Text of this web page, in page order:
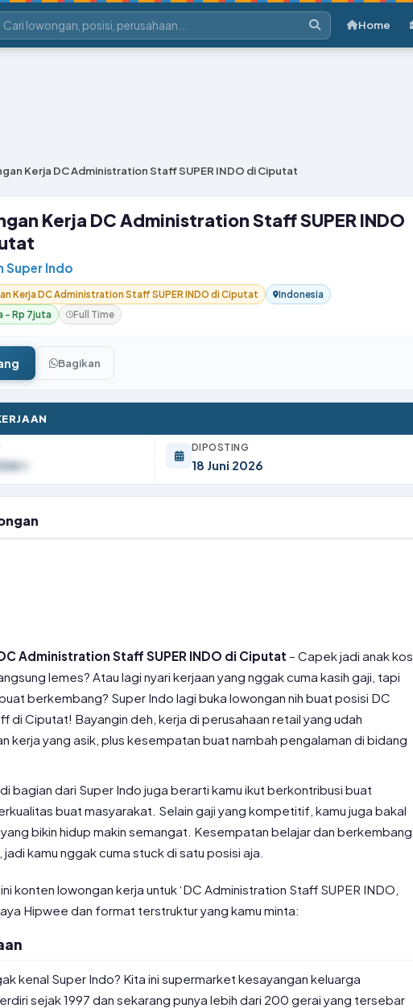
Home
Kerja DC Administration Staff SUPER INDO di Ciputat
Kerja DC Administration Staff SUPER INDO
Super Indo
Kerja DC Administration Staff SUPER INDO di Ciputat
Indonesia
– Rp 7juta
Full Time
Bagikan
DIPOSTING
18 Juni 2026
Administration Staff SUPER INDO di Ciputat – Capek jadi anak kos
lemes? Atau lagi nyari kerjaan yang nggak cuma kasih gaji, tapi
berkembang? Super Indo lagi buka lowongan nih buat posisi DC
di Ciputat! Bayangin deh, kerja di perusahaan retail yang udah
kerja yang asik, plus kesempatan buat nambah pengalaman di bidang
bagian dari Super Indo juga berarti kamu ikut berkontribusi buat
buat masyarakat. Selain gaji yang kompetitif, kamu juga bakal
bikin hidup makin semangat. Kesempatan belajar dan berkembang
kamu nggak cuma stuck di satu posisi aja.
konten lowongan kerja untuk ‘DC Administration Staff SUPER INDO,
Hipwee dan format terstruktur yang kamu minta:
kenal Super Indo? Kita ini supermarket kesayangan keluarga
sejak 1997 dan sekarang punya lebih dari 200 gerai yang tersebar